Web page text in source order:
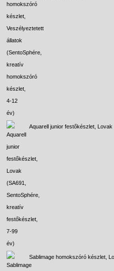
Aquarell junior festőkészlet, Lovak
Sablimage homokszóró készlet,